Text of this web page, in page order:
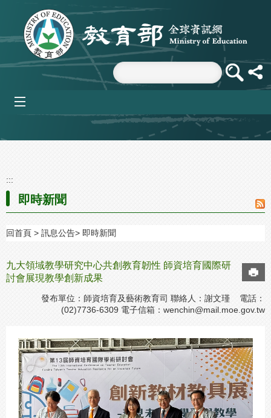
跳到主要內容區塊
:::
即時新聞
回首頁 訊息公告 即時新聞
九大領域教學研究中心共創教育韌性 師資培育國際研
討會展現教學創新成果
發布單位：師資培育及藝術教育司 聯絡人：謝文瑾 電話：
(02)7736-6309 電子信箱： wenchin@mail.moe.gov.tw